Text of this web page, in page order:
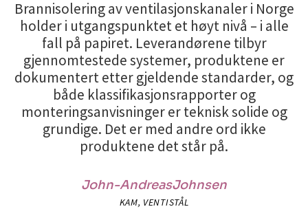
Brannisolering av ventilasjonskanaler i Norge
holder i utgangspunktet et høyt nivå – i alle
fall på papiret. Leverandørene tilbyr
gjennomtestede systemer, produktene er
dokumentert etter gjeldende standarder, og
både klassifikasjonsrapporter og
monteringsanvisninger er teknisk solide og
grundige. Det er med andre ord ikke
produktene det står på.
John-AndreasJohnsen
KAM, VENTISTÅL